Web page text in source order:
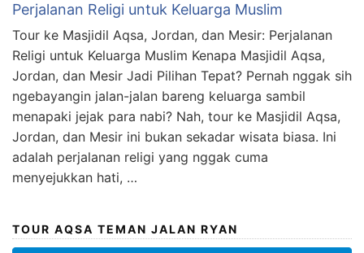
Perjalanan Religi untuk Keluarga Muslim
Tour ke Masjidil Aqsa, Jordan, dan Mesir: Perjalanan
Religi untuk Keluarga Muslim Kenapa Masjidil Aqsa,
Jordan, dan Mesir Jadi Pilihan Tepat? Pernah nggak sih
ngebayangin jalan-jalan bareng keluarga sambil
menapaki jejak para nabi? Nah, tour ke Masjidil Aqsa,
Jordan, dan Mesir ini bukan sekadar wisata biasa. Ini
adalah perjalanan religi yang nggak cuma
menyejukkan hati, …
TOUR AQSA TEMAN JALAN RYAN